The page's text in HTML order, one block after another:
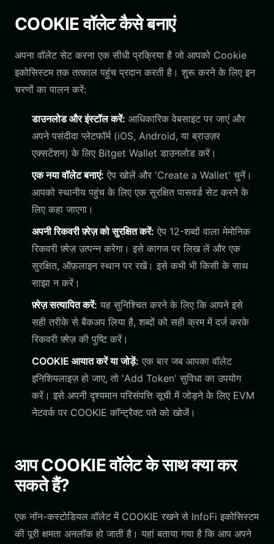
COOKIE वॉलेट कैसे बनाएं
अपना वॉलेट सेट करना एक सीधी प्रक्रिया है जो आपको Cookie
इकोसिस्टम तक तत्काल पहुंच प्रदान करती है। शुरू करने के लिए इन
चरणों का पालन करें:
डाउनलोड और इंस्टॉल करें: आधिकारिक वेबसाइट पर जाएं और
अपने पसंदीदा प्लेटफॉर्म (iOS, Android, या ब्राउज़र
एक्सटेंशन) के लिए Bitget Wallet डाउनलोड करें।
एक नया वॉलेट बनाएं: ऐप खोलें और 'Create a Wallet' चुनें।
आपको स्थानीय पहुंच के लिए एक सुरक्षित पासवर्ड सेट करने के
लिए कहा जाएगा।
अपनी रिकवरी फ़्रेज़ को सुरक्षित करें: ऐप 12-शब्दों वाला मेमोनिक
रिकवरी फ़्रेज़ उत्पन्न करेगा। इसे कागज पर लिख लें और एक
सुरक्षित, ऑफ़लाइन स्थान पर रखें। इसे कभी भी किसी के साथ
साझा न करें।
फ़्रेज़ सत्यापित करें: यह सुनिश्चित करने के लिए कि आपने इसे
सही तरीके से बैकअप लिया है, शब्दों को सही क्रम में दर्ज करके
रिकवरी फ़्रेज़ की पुष्टि करें।
COOKIE आयात करें या जोड़ें: एक बार जब आपका वॉलेट
इनिशियलाइज़ हो जाए, तो 'Add Token' सुविधा का उपयोग
करें। इसे अपनी दृश्यमान परिसंपत्ति सूची में जोड़ने के लिए EVM
नेटवर्क पर COOKIE कॉन्ट्रैक्ट पते को खोजें।
आप COOKIE वॉलेट के साथ क्या कर
सकते हैं?
एक नॉन-कस्टोडियल वॉलेट में COOKIE रखने से InfoFi इकोसिस्टम
की पूरी क्षमता अनलॉक हो जाती है। यहां बताया गया है कि आप अपने